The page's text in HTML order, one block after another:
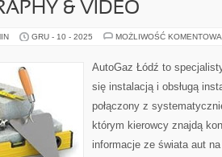
& VIDEO
GRU - 10 - 2025 MOŻLIWOŚĆ
AutoGaz Łódź to
się instalacją i obsługą
połączony z
którym kierowcy znajdą
informacje ze świata aut